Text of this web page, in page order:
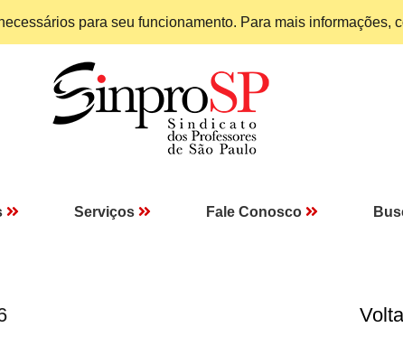
para seu funcionamento. Para mais informações,
Serviços Fale Conosco